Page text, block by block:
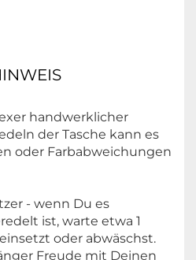
handwerklicher
der Tasche kann es
oder Farbabweichungen
- wenn Du es
ist, warte etwa 1
oder abwäschst.
Freude mit Deinen